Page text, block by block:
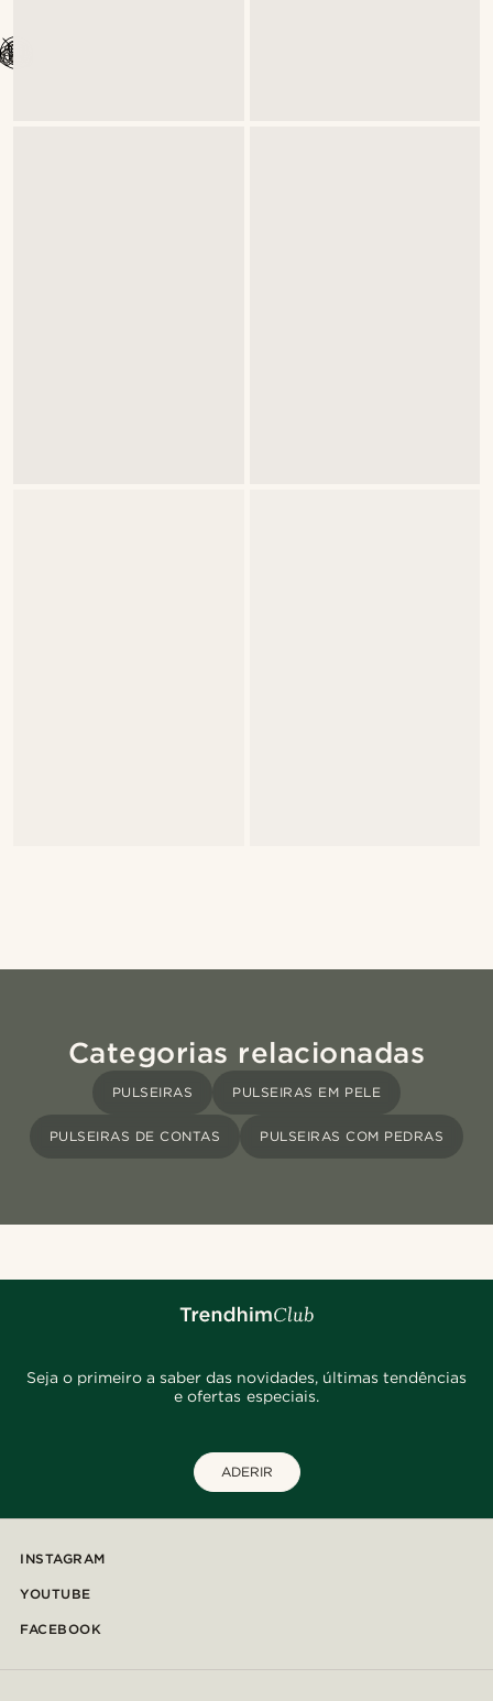
Categorias relacionadas
PULSEIRAS PULSEIRAS EM PELE
PULSEIRAS DE CONTAS PULSEIRAS COM PEDRAS
Seja o primeiro a saber das novidades, últimas tendências
e ofertas especiais.
ADERIR
INSTAGRAM
YOUTUBE
FACEBOOK